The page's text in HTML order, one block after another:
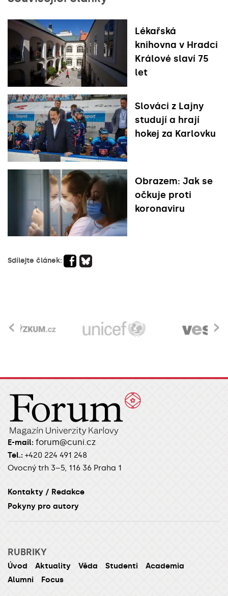
Lékařská
knihovna v Hradci
Králové slaví 75
let
Slováci z Lajny
studují a hrají
hokej za Karlovku
Obrazem: Jak se
očkuje proti
koronaviru
Sdílejte článek:
›
‹
E-mail: forum@cuni.cz
Tel.: +420 224 491 248
Ovocný trh 3–5, 116 36 Praha 1
Kontakty / Redakce
Pokyny pro autory
RUBRIKY
Úvod Aktuality Věda Studenti
Academia
Alumni
Focus